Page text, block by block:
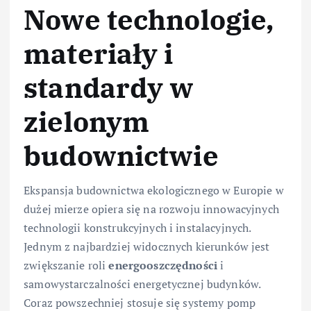
Nowe technologie,
materiały i
standardy w
zielonym
budownictwie
Ekspansja budownictwa ekologicznego w Europie w
dużej mierze opiera się na rozwoju innowacyjnych
technologii konstrukcyjnych i instalacyjnych.
Jednym z najbardziej widocznych kierunków jest
zwiększanie rolienergooszczędnościi
samowystarczalności energetycznej budynków.
Coraz powszechniej stosuje się systemy pomp